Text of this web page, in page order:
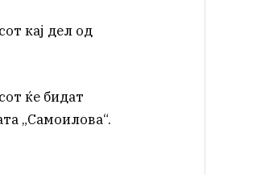
кај дел од
ќе бидат
„Самоилова“.